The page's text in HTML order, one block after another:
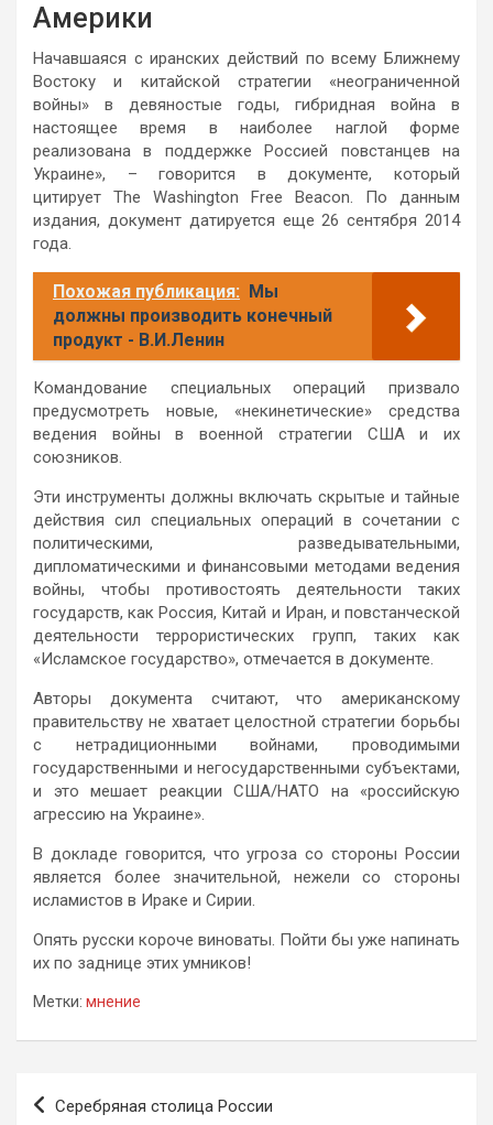
Америки
Начавшаяся с иранских действий по всему Ближнему
Востоку и китайской стратегии «неограниченной
войны» в девяностые годы, гибридная война в
настоящее время в наиболее наглой форме
реализована в поддержке Россией повстанцев на
Украине», – говорится в документе, который
цитирует The Washington Free Beacon. По данным
издания, документ датируется еще 26 сентября 2014
года.
Похожая публикация: Мы
должны производить конечный
продукт - В.И.Ленин
Командование специальных операций призвало
предусмотреть новые, «некинетические» средства
ведения войны в военной стратегии США и их
союзников.
Эти инструменты должны включать скрытые и тайные
действия сил специальных операций в сочетании с
политическими, разведывательными,
дипломатическими и финансовыми методами ведения
войны, чтобы противостоять деятельности таких
государств, как Россия, Китай и Иран, и повстанческой
деятельности террористических групп, таких как
«Исламское государство», отмечается в документе.
Авторы документа считают, что американскому
правительству не хватает целостной стратегии борьбы
с нетрадиционными войнами, проводимыми
государственными и негосударственными субъектами,
и это мешает реакции США/НАТО на «российскую
агрессию на Украине».
В докладе говорится, что угроза со стороны России
является более значительной, нежели со стороны
исламистов в Ираке и Сирии.
Опять русски короче виноваты. Пойти бы уже напинать
их по заднице этих умников!
Метки: мнение
Навигация
Серебряная столица России